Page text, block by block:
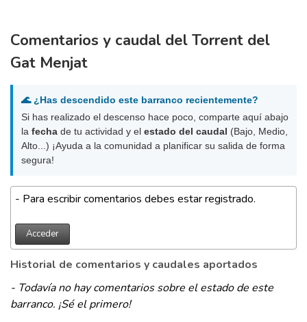
Comentarios y caudal del Torrent del
Gat Menjat
🌊 ¿Has descendido este barranco recientemente?
Si has realizado el descenso hace poco, comparte aquí abajo
la fecha de tu actividad y el estado del caudal (Bajo, Medio,
Alto...) ¡Ayuda a la comunidad a planificar su salida de forma
segura!
- Para escribir comentarios debes estar registrado.
Acceder
Historial de comentarios y caudales aportados
- Todavía no hay comentarios sobre el estado de este
barranco. ¡Sé el primero!